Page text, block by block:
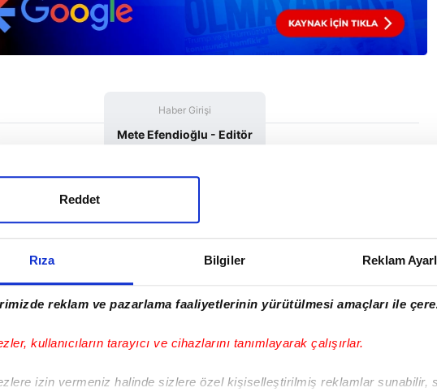
Rıza Bilgiler Reklam
reklam ve pazarlama faaliyetlerinin yürütülmesi amaçları ile
kullanıcıların tarayıcı ve cihazlarını tanımlayarak çalışırlar.
izin vermeniz halinde sizlere özel kişiselleştirilmiş reklamlar sunabilir,
Reddet
Haber Girişi
Mete Efendioğlu - Editör
Sabah.com.tr Uygulamamızı İndirin